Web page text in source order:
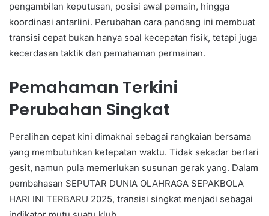
pengambilan keputusan, posisi awal pemain, hingga
koordinasi antarlini. Perubahan cara pandang ini membuat
transisi cepat bukan hanya soal kecepatan fisik, tetapi juga
kecerdasan taktik dan pemahaman permainan.
Pemahaman Terkini
Perubahan Singkat
Peralihan cepat kini dimaknai sebagai rangkaian bersama
yang membutuhkan ketepatan waktu. Tidak sekadar berlari
gesit, namun pula memerlukan susunan gerak yang. Dalam
pembahasan SEPUTAR DUNIA OLAHRAGA SEPAKBOLA
HARI INI TERBARU 2025, transisi singkat menjadi sebagai